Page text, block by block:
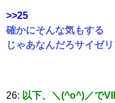
>>25
確かにそんな気もする
じゃあなんだろサイゼ
26: 以下、＼(^o^)／で